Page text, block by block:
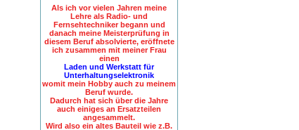
Als ich vor vielen Jahren meine
Lehre als Radio- und
Fernsehtechniker begann und
danach meine Meisterprüfung in
diesem Beruf absolvierte, eröffnete
ich zusammen mit meiner Frau
einen
Laden und Werkstatt für
Unterhaltungselektronik
womit mein Hobby auch zu meinem
Beruf wurde.
Dadurch hat sich über die Jahre
auch einiges an Ersatzteilen
angesammelt.
Wird also ein altes Bauteil wie z.B.